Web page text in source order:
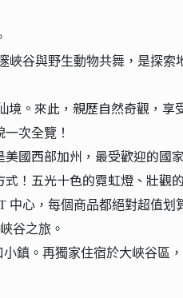
峽谷與野生動物共舞，是探索
。來此，親歷自然奇觀，享
次全覽！
美國西部加州，最受歡迎的國
式！ 五光十色的霓虹燈、 壯觀的
中心，每個商品都絕對超值划
谷之旅。
鎮。再獨家住宿於大峽谷區